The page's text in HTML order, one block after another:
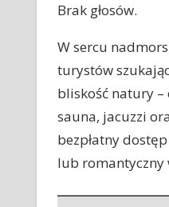
Brak głosów.
W sercu
turystów
bliskość natury
sauna, jacuzzi
bezpłatny
lub romantyczny